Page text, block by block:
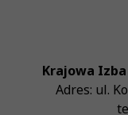
Krajowa
Adres: ul.